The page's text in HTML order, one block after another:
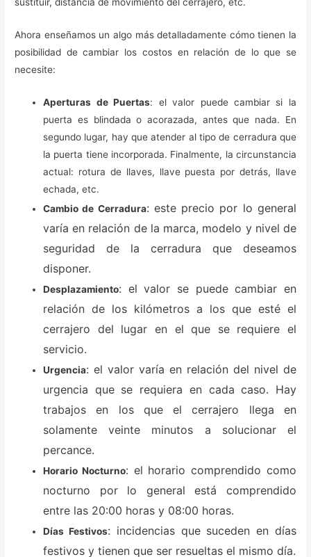
Ahora enseñamos un algo más detalladamente cómo tienen la
posibilidad de cambiar los costos en relación de lo que se
necesite:
Aperturas de Puertas: el valor puede cambiar si la
puerta es blindada o acorazada, antes que nada. En
segundo lugar, hay que atender al tipo de cerradura que
la puerta tiene incorporada. Finalmente, la circunstancia
actual: rotura de llaves, llave puesta por detrás, llave
echada, etc.
Cambio de Cerradura: este precio por lo general
varía en relación de la marca, modelo y nivel de
seguridad de la cerradura que deseamos
disponer.
Desplazamiento: el valor se puede cambiar en
relación de los kilómetros a los que esté el
cerrajero del lugar en el que se requiere el
servicio.
Urgencia: el valor varía en relación del nivel de
urgencia que se requiera en cada caso. Hay
trabajos en los que el cerrajero llega en
solamente veinte minutos a solucionar el
percance.
Horario Nocturno: el horario comprendido como
nocturno por lo general está comprendido
entre las 20:00 horas y 08:00 horas.
Días Festivos: incidencias que suceden en días
festivos y tienen que ser resueltas el mismo día.